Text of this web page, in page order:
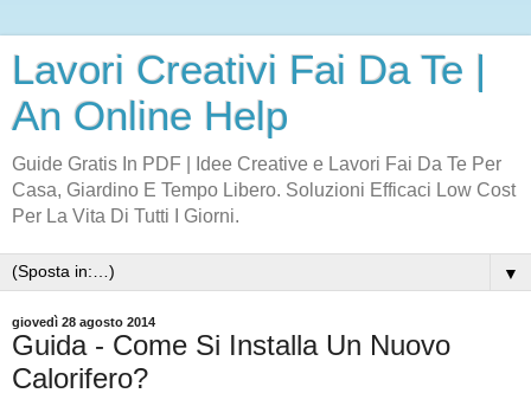
Lavori Creativi Fai Da Te |
An Online Help
Guide Gratis In PDF | Idee Creative e Lavori Fai Da Te Per
Casa, Giardino E Tempo Libero. Soluzioni Efficaci Low Cost
Per La Vita Di Tutti I Giorni.
▼
giovedì 28 agosto 2014
Guida - Come Si Installa Un Nuovo
Calorifero?